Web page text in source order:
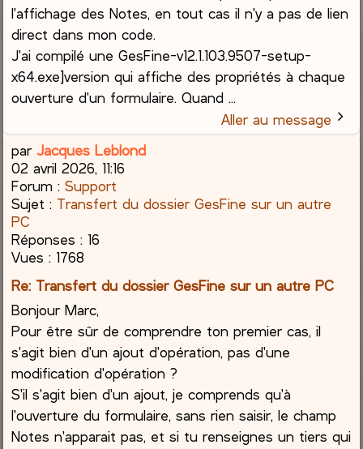
l'affichage des Notes, en tout cas il n'y a pas de lien
direct dans mon code.
J'ai compilé une GesFine-v12.1.103.9507-setup-
x64.exe]version qui affiche des propriétés à chaque
ouverture d'un formulaire. Quand ...
Aller au message
parJacques Leblond
02 avril 2026, 11:16
Forum :Support
Sujet : Transfert du dossier GesFine sur un autre
PC
Réponses : 16
Vues : 1768
Re: Transfert du dossier GesFine sur un autre PC
Bonjour Marc,
Pour être sûr de comprendre ton premier cas, il
s'agit bien d'un ajout d'opération, pas d'une
modification d'opération ?
S'il s'agit bien d'un ajout, je comprends qu'à
l'ouverture du formulaire, sans rien saisir, le champ
Notes n'apparait pas, et si tu renseignes un tiers qui